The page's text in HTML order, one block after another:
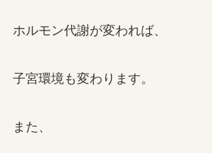
ホルモン代謝が変われば、
子宮環境も変わります。
また、